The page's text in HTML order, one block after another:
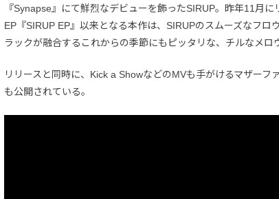
『Synapse』にて鮮烈なデビューを飾ったSIRUP。昨年11月に
EP『SIRUP EP』以来となる本作は、SIRUPのスムーズなフロ
ラックが融合するこれからの季節にもピッタリな、チルなメロ
リリースと同時に、Kick a ShowなどのMVも手がけるマザーフ
も公開されている。